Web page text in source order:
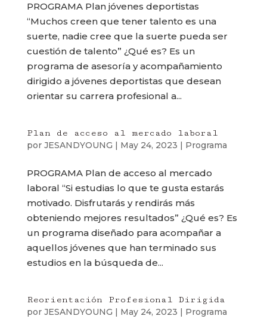
PROGRAMA Plan jóvenes deportistas
“Muchos creen que tener talento es una
suerte, nadie cree que la suerte pueda ser
cuestión de talento” ¿Qué es? Es un
programa de asesoría y acompañamiento
dirigido a jóvenes deportistas que desean
orientar su carrera profesional a...
Plan de acceso al mercado laboral
por JESANDYOUNG | May 24, 2023 | Programa
PROGRAMA Plan de acceso al mercado
laboral “Si estudias lo que te gusta estarás
motivado. Disfrutarás y rendirás más
obteniendo mejores resultados” ¿Qué es? Es
un programa diseñado para acompañar a
aquellos jóvenes que han terminado sus
estudios en la búsqueda de...
Reorientación Profesional Dirigida
por JESANDYOUNG | May 24, 2023 | Programa